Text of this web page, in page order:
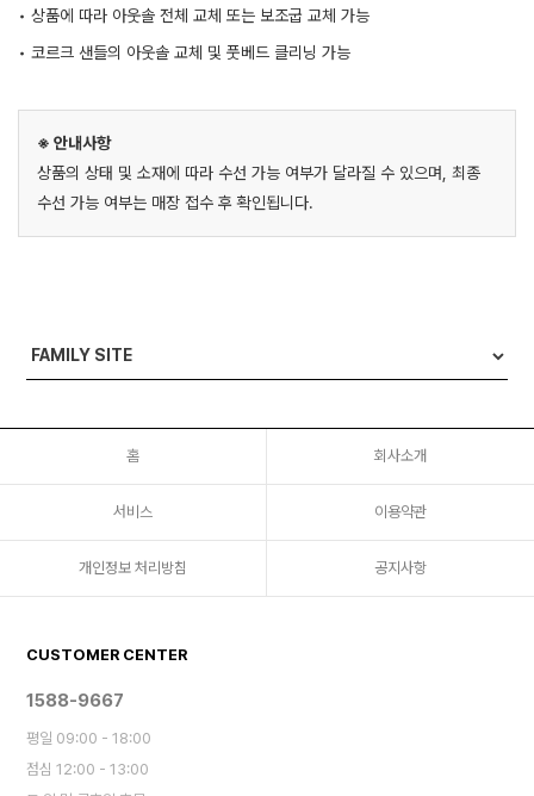
• 상품에 따라 아웃솔 전체 교체 또는 보조굽 교체 가능
• 코르크 샌들의 아웃솔 교체 및 풋베드 클리닝 가능
※ 안내사항
상품의 상태 및 소재에 따라 수선 가능 여부가 달라질 수 있으며, 최종
수선 가능 여부는 매장 접수 후 확인됩니다.
홈 회사소개
서비스 이용약관
개인정보 처리방침 공지사항
CUSTOMER CENTER
1588-9667
평일 09:00 - 18:00
점심 12:00 - 13:00